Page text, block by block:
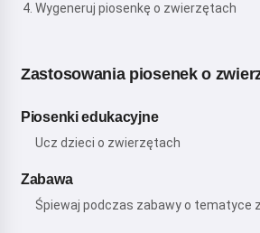
Wygeneruj piosenkę o zwierzętach
Zastosowania piosenek o
Piosenki edukacyjne
Ucz dzieci o zwierzętach
Zabawa
Śpiewaj podczas zabawy o tematyce